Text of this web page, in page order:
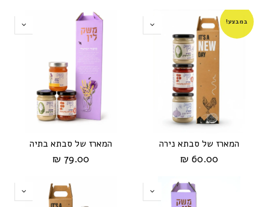
במבצע!
המארז של סבתא נירה
60.00 ₪
המארז של סבתא בתיה
79.00 ₪